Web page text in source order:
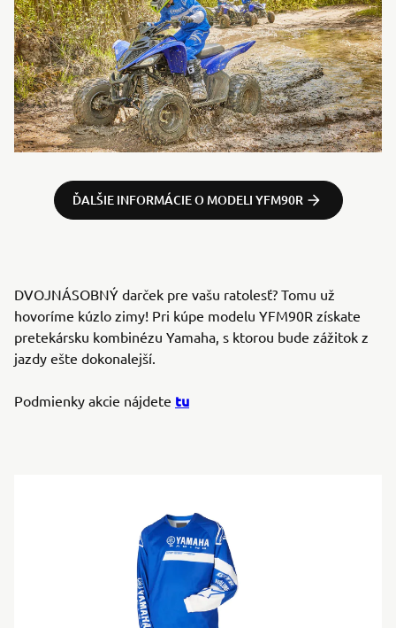
ĎALŠIE INFORMÁCIE O MODELI YFM90R
DVOJNÁSOBNÝ darček pre vašu ratolesť? Tomu už
hovoríme kúzlo zimy! Pri kúpe modelu YFM90R získate
pretekársku kombinézu Yamaha, s ktorou bude zážitok z
jazdy ešte dokonalejší.
Podmienky akcie nájdete tu